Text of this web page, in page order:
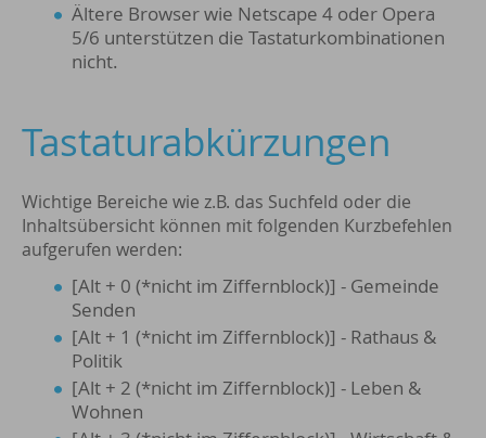
Ältere Browser wie Netscape 4 oder Opera
5/6 unterstützen die Tastaturkombinationen
nicht.
Tastaturabkürzungen
Wichtige Bereiche wie z.B. das Suchfeld oder die
Inhaltsübersicht können mit folgenden Kurzbefehlen
aufgerufen werden:
[Alt + 0 (*nicht im Ziffernblock)] - Gemeinde
Senden
[Alt + 1 (*nicht im Ziffernblock)] - Rathaus &
Politik
[Alt + 2 (*nicht im Ziffernblock)] - Leben &
Wohnen